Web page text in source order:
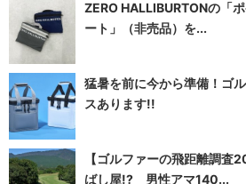
ZERO HALLIBURTONの「
ート」（非売品）を...
猛暑を前に今から準備！ゴ
スあります!!
【ゴルファーの飛距離調
ばし屋!? 男性アマ140...